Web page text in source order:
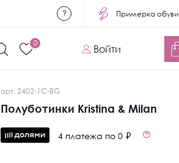
Примерка обуви
0
Войти
арт. 2402-1C-BG
Полуботинки Kristina & Milan
4 платежа по 0 ₽